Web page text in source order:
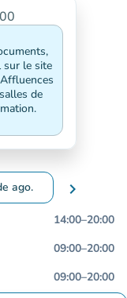
sur le site
de
ago.
alterar as datas
chevron_right
14:00–20:00
09:00–20:00
09:00–20:00